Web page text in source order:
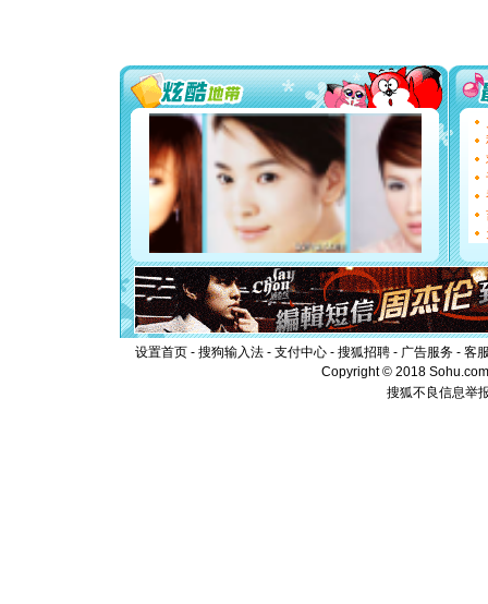
[圣诞节]
你太多，
要平安
[圣诞节]
能正大
都要快乐
[圣诞节]
如意,快
[元旦]
看
断电。
你是我
[元旦]如
起；二是
离。水晶
[元旦]当
泣，这痛
卖了。水
[春节]风
颜！冬去
设置首页 - 搜狗输入法 - 支付中心 - 搜狐招聘 - 广告服务 - 客
Copyright © 2018
搜狐不良信息举